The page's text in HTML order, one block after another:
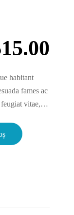
15.00
habitant
fames ac
vitae,
mi vitae